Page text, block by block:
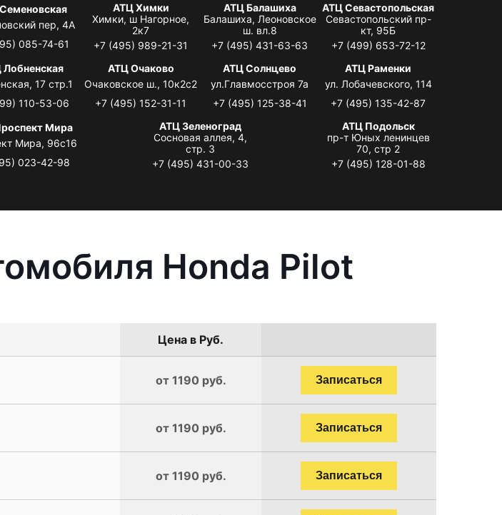
пер, 4А
085-74-61
АТЦ Химки
Химки, ш Нагорное,
2к7
+7 (495) 989-21-31
АТЦ Балашиха
Балашиха, Леоновское
ш. вл.8
+7 (495) 431-63-63
АТЦ Севастопольская
Севастопольский пр-
кт, 95Б
+7 (499) 653-72-12
17 стр.1
110-53-06
АТЦ Очаково
Очаковское ш., 10к2с2
+7 (495) 152-31-11
АТЦ Солнцево
ул.Главмосстроя 7а
+7 (495) 125-38-41
АТЦ Раменки
ул. Лобачевского, 114
+7 (495) 135-42-87
Мира
Мира, 96с16
023-42-98
АТЦ Зеленоград
Сосновая аллея, 4,
стр. 3
+7 (495) 431-00-33
АТЦ Подольск
пр-т Юных ленинцев
70, стр 2
+7 (495) 128-01-88
Honda Pilot
Цена в Руб.
от 1190 руб. Записаться
от 1190 руб. Записаться
от 1190 руб. Записаться